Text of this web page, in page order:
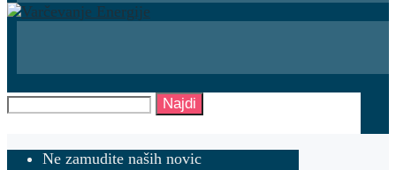
Najdi
Ne zamudite naših novic